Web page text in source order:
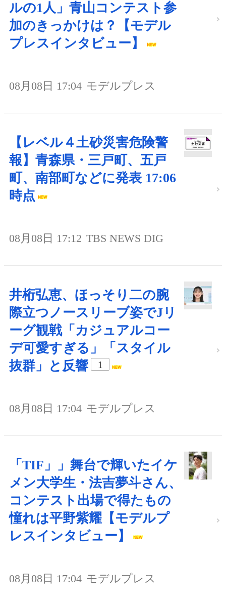
ルの1人」青山コンテスト参
加のきっかけは？【モデル
プレスインタビュー】
08月08日 17:04 モデルプレス
【レベル４土砂災害危険警
報】青森県・三戸町、五戸
町、南部町などに発表 17:06
時点
08月08日 17:12 TBS NEWS DIG
井桁弘恵、ほっそり二の腕
際立つノースリーブ姿でJリ
ーグ観戦「カジュアルコー
デ可愛すぎる」「スタイル
抜群」と反響
1
08月08日 17:04 モデルプレス
「TIF」」舞台で輝いたイケ
メン大学生・法吉夢斗さん、
コンテスト出場で得たもの
憧れは平野紫耀【モデルプ
レスインタビュー】
08月08日 17:04 モデルプレス